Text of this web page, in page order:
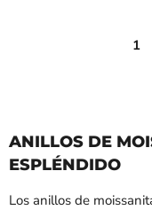
1
ANILLOS DE
ESPLÉNDIDO
Los anillos de